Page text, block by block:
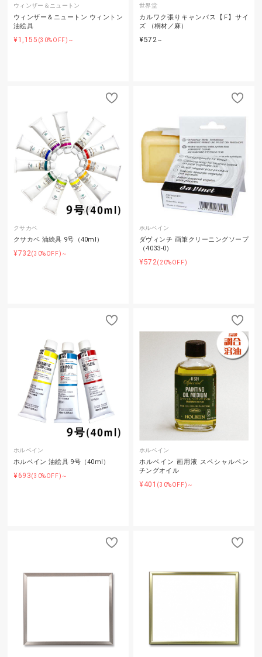
ウィンザー＆ニュートン
ウィンザー＆ニュートン ウィントン
油絵具
¥1,155 (30%OFF)～
世界堂
カルワク張りキャンバス【F】サイ
ズ （桐材／麻）
¥572～
クサカベ
クサカベ 油絵具 9号（40ml）
¥732(30%OFF)～
ホルベイン
ダヴィンチ 画筆クリーニングソープ
（4033-0）
¥572(20%OFF)
ホルベイン
ホルベイン 油絵具 9号（40ml）
¥693(30%OFF)～
ホルベイン
ホルベイン 画用液 スペシャルペン
チングオイル
¥401 (30%OFF)～